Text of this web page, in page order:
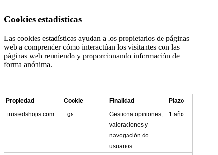
Cookies estadísticas
Las cookies estadísticas ayudan a los propietarios de páginas
web a comprender cómo interactúan los visitantes con las
páginas web reuniendo y proporcionando información de
forma anónima.
Propiedad Cookie Finalidad
Plazo
.trustedshops.com
_ga
Gestiona opiniones,
valoraciones y
navegación de
usuarios.
1 año